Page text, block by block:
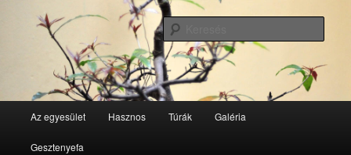
GesztenyeKék
GesztenyeKék Természetbarát Egyesület honlapja
Az egyesület Hasznos Túrák Galéria
Gesztenyefa